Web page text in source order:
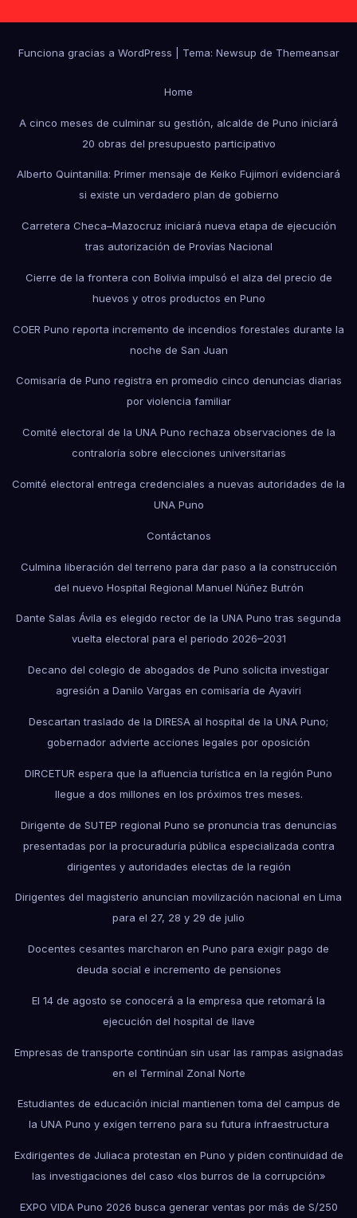
Funciona gracias a WordPress Tema: Newsup de Themeansar
Home
A cinco meses de culminar su gestión, alcalde de Puno iniciará
20 obras del presupuesto participativo
Alberto Quintanilla: Primer mensaje de Keiko Fujimori evidenciará
si existe un verdadero plan de gobierno
Carretera Checa–Mazocruz iniciará nueva etapa de ejecución
tras autorización de Provías Nacional
Cierre de la frontera con Bolivia impulsó el alza del precio de
huevos y otros productos en Puno
COER Puno reporta incremento de incendios forestales durante la
noche de San Juan
Comisaría de Puno registra en promedio cinco denuncias diarias
por violencia familiar
Comité electoral de la UNA Puno rechaza observaciones de la
contraloría sobre elecciones universitarias
Comité electoral entrega credenciales a nuevas autoridades de la
UNA Puno
Contáctanos
Culmina liberación del terreno para dar paso a la construcción
del nuevo Hospital Regional Manuel Núñez Butrón
Dante Salas Ávila es elegido rector de la UNA Puno tras segunda
vuelta electoral para el periodo 2026–2031
Decano del colegio de abogados de Puno solicita investigar
agresión a Danilo Vargas en comisaría de Ayaviri
Descartan traslado de la DIRESA al hospital de la UNA Puno;
gobernador advierte acciones legales por oposición
DIRCETUR espera que la afluencia turística en la región Puno
llegue a dos millones en los próximos tres meses.
Dirigente de SUTEP regional Puno se pronuncia tras denuncias
presentadas por la procuraduría pública especializada contra
dirigentes y autoridades electas de la región
Dirigentes del magisterio anuncian movilización nacional en Lima
para el 27, 28 y 29 de julio
Docentes cesantes marcharon en Puno para exigir pago de
deuda social e incremento de pensiones
El 14 de agosto se conocerá a la empresa que retomará la
ejecución del hospital de Ilave
Empresas de transporte continúan sin usar las rampas asignadas
en el Terminal Zonal Norte
Estudiantes de educación inicial mantienen toma del campus de
la UNA Puno y exigen terreno para su futura infraestructura
Exdirigentes de Juliaca protestan en Puno y piden continuidad de
las investigaciones del caso «los burros de la corrupción»
EXPO VIDA Puno 2026 busca generar ventas por más de S/250